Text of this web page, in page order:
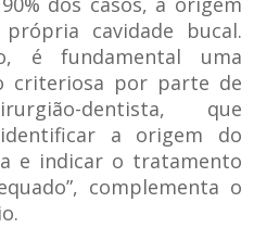
cavidade bucal.
é fundamental uma
criteriosa por parte de
dentista, que
a origem do
e indicar o tratamento
complementa o